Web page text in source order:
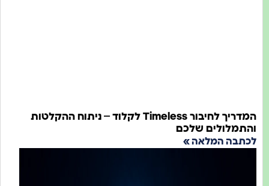
המדריך לחיבור Timeless לקלוד – ניתוח ההקלטות
שלכם
המלאה »